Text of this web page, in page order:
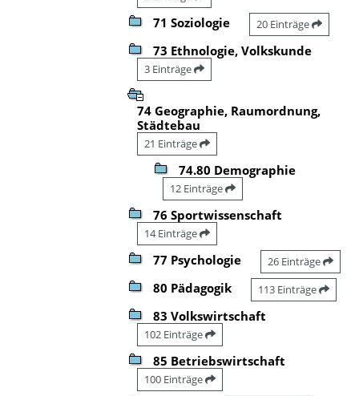
71 Soziologie 20 Einträge
73 Ethnologie, Volkskunde
3 Einträge
74 Geographie, Raumordnung,
Städtebau
21 Einträge
74.80 Demographie
12 Einträge
76 Sportwissenschaft
14 Einträge
77 Psychologie 26 Einträge
80 Pädagogik 113 Einträge
83 Volkswirtschaft
102 Einträge
85 Betriebswirtschaft
100 Einträge